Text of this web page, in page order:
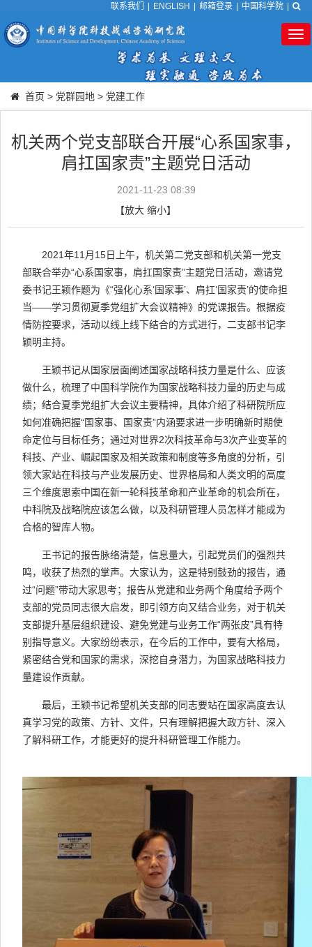
联系我们 ENGLISH 邮箱登录 中国科学院
首页 > 党群园地 > 党建工作
机关两个党支部联合开展“心系国家事，
肩扛国家责”主题党日活动
2021-11-23 08:39
【放大 缩小】
2021年11 月 15日上午，机关第二党支部和机关第一党支
部联合举办“心系国家事，肩扛国家责”主题党日活动，邀请党
委书记王颖作题为《“强化心系‘国家事’、肩扛‘国家责’的使命担
当——学习贯彻夏季党组扩大会议精神》的党课报告。根据疫
情防控要求，活动以线上线下结合的方式进行，二支部书记李
颖明主持。
王颖书记从国家层面阐述国家战略科技力量是什么、应该
做什么，梳理了中国科学院作为国家战略科技力量的历史与成
绩；结合夏季党组扩大会议主要精神，具体介绍了科研院所应
如何准确把握“国家事、国家责”内涵要求进一步明确新时期使
命定位与目标任务；通过对世界2次科技革命与3次产业变革的
科技、产业、崛起国家及相关政策和制度等多角度的分析，引
领大家站在科技与产业发展历史、世界格局和人类文明的高度
三个维度思索中国在新一轮科技革命和产业革命的机会所在，
中科院及战略院应该怎么做，以及科研管理人员怎样才能成为
合格的智库人物。
王书记的报告脉络清楚，信息量大，引起党员们的强烈共
鸣，收获了热烈的掌声。大家认为，这是特别鼓劲的报告，通
过“问题”带动大家思考；报告从党建和业务两个角度给予两个
支部的党员同志很大启发，即引领方向又结合业务，对于机关
支部提升基层组织建设、避免党建与业务工作“两张皮”具有特
别指导意义。大家纷纷表示，在今后的工作中，要有大格局，
紧密结合党和国家的需求，深挖自身潜力，为国家战略科技力
量建设作贡献。
最后，王颖书记希望机关支部的同志要站在国家高度去认
真学习党的政策、方针、文件，只有理解把握大政方针、深入
了解科研工作，才能更好的提升科研管理工作能力。